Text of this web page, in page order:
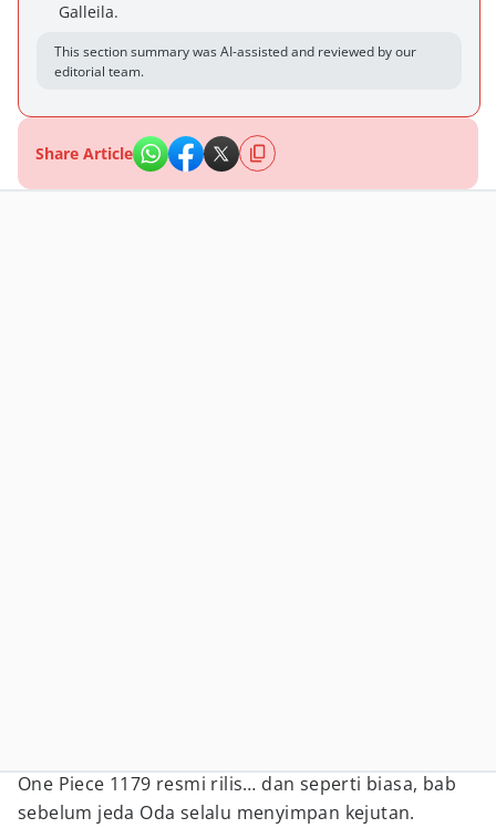
Galleila.
This section summary was AI-assisted and reviewed by our
editorial team.
Share Article
One Piece 1179 resmi rilis… dan seperti biasa, bab
sebelum jeda Oda selalu menyimpan kejutan.